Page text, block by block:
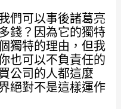
們可以事後諸葛亮
錢？因為它的獨特
獨特的理由，但我
也可以不負責任的
公司的人都這麼
絕對不是這樣運作